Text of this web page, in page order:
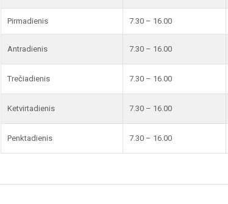
Pirmadienis 7.30 – 16.00
Antradienis 7.30 – 16.00
Trečiadienis 7.30 – 16.00
Ketvirtadienis 7.30 – 16.00
Penktadienis 7.30 – 16.00